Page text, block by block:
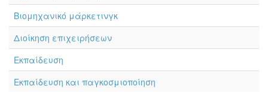
Βιομηχανικό μάρκετινγκ
Διοίκηση επιχειρήσεων
Εκπαίδευση
Εκπαίδευση και παγκοσμιοποίηση